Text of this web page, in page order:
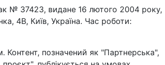
№ 37423, видане 16 лютого 2004 року,
4В, Київ, Україна. Час роботи:
позначений як "Партнерська",